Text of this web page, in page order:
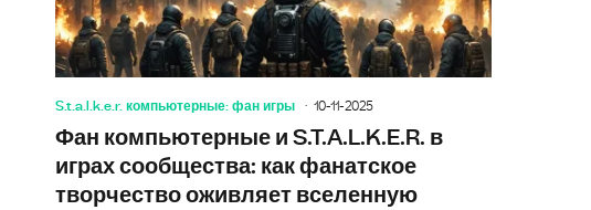
S.t.a.l.k.e.r. компьютерные: фан игры 10-11-2025
Фан компьютерные и S.T.A.L.K.E.R. в
играх сообщества: как фанатское
творчество оживляет вселенную